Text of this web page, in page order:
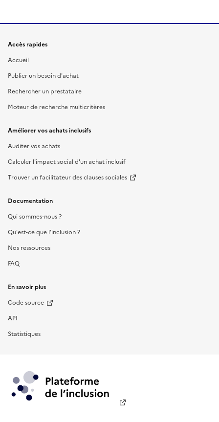
Accès rapides
Accueil
Publier un besoin d'achat
Rechercher un prestataire
Moteur de recherche multicritères
Améliorer vos achats inclusifs
Auditer vos achats
Calculer l'impact social d'un achat inclusif
Trouver un facilitateur des clauses sociales
Documentation
Qui sommes-nous ?
Qu'est-ce que l'inclusion ?
Nos ressources
FAQ
En savoir plus
Code source
API
Statistiques